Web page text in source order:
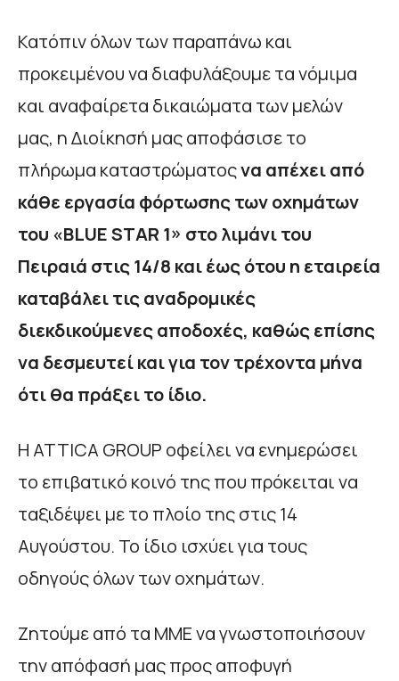
Κατόπιν όλων των παραπάνω και
προκειμένου να διαφυλάξουμε τα νόμιμα
και αναφαίρετα δικαιώματα των μελών
μας, η Διοίκησή μας αποφάσισε το
πλήρωμα καταστρώματοςνα απέχει από
κάθε εργασία φόρτωσης των οχημάτων
του «BLUE STAR 1» στο λιμάνι του
Πειραιά στις 14/8 και έως ότου η εταιρεία
καταβάλει τις αναδρομικές
διεκδικούμενες αποδοχές, καθώς επίσης
να δεσμευτεί και για τον τρέχοντα μήνα
ότι θα πράξει το ίδιο.
Η ATTICA GROUP οφείλει να ενημερώσει
το επιβατικό κοινό της που πρόκειται να
ταξιδέψει με το πλοίο της στις 14
Αυγούστου. Το ίδιο ισχύει για τους
οδηγούς όλων των οχημάτων.
Ζητούμε από τα ΜΜΕ να γνωστοποιήσουν
την απόφασή μας προς αποφυγή